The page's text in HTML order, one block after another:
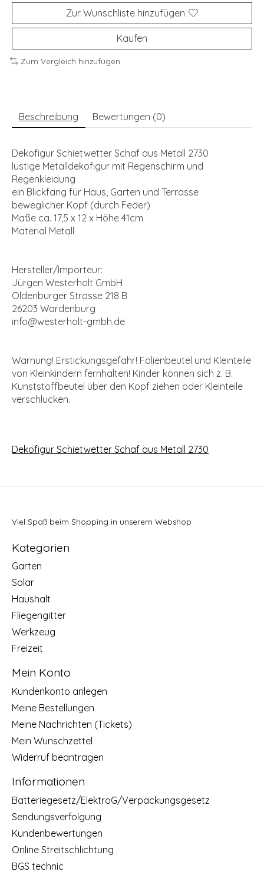
Zur Wunschliste hinzufügen
Kaufen
Zum Vergleich hinzufügen
Beschreibung Bewertungen (0)
Dekofigur Schietwetter Schaf aus Metall 2730
lustige Metalldekofigur mit Regenschirm und
Regenkleidung
ein Blickfang für Haus, Garten und Terrasse
beweglicher Kopf (durch Feder)
Maße ca. 17,5 x 12 x Höhe 41cm
Material Metall
Hersteller/Importeur:
Jürgen Westerholt GmbH
Oldenburger Strasse 218 B
26203 Wardenburg
info@westerholt-gmbh.de
Warnung! Erstickungsgefahr! Folienbeutel und Kleinteile
von Kleinkindern fernhalten! Kinder können sich z. B.
Kunststoffbeutel über den Kopf ziehen oder Kleinteile
verschlucken.
Dekofigur Schietwetter Schaf aus Metall 2730
Viel Spaß beim Shopping in unserem Webshop
Kategorien
Garten
Solar
Haushalt
Fliegengitter
Werkzeug
Freizeit
Mein Konto
Kundenkonto anlegen
Meine Bestellungen
Meine Nachrichten (Tickets)
Mein Wunschzettel
Widerruf beantragen
Informationen
Batteriegesetz/ElektroG/Verpackungsgesetz
Sendungsverfolgung
Kundenbewertungen
Online Streitschlichtung
BGS technic